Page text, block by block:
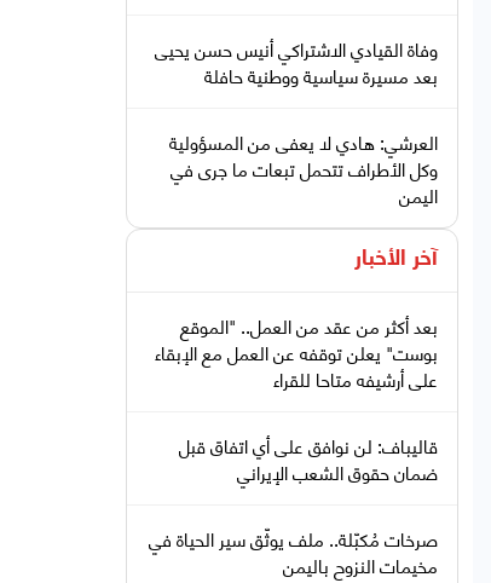
وفاة القيادي الاشتراكي أنيس حسن يحيى
بعد مسيرة سياسية ووطنية حافلة
العرشي: هادي لا يعفى من المسؤولية
وكل الأطراف تتحمل تبعات ما جرى في
اليمن
آخر الأخبار
بعد أكثر من عقد من العمل.. "الموقع
بوست" يعلن توقفه عن العمل مع الإبقاء
على أرشيفه متاحا للقراء
قاليباف: لن نوافق على أي اتفاق قبل
ضمان حقوق الشعب الإيراني
صرخات مُكبّلة.. ملف يوثّق سير الحياة في
مخيمات النزوح باليمن